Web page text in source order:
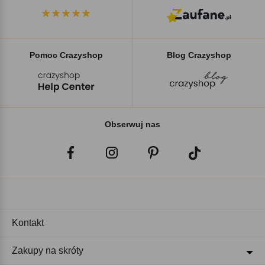
Pomoc Crazyshop Blog Crazyshop
Obserwuj nas
Kontakt
Zakupy na skróty